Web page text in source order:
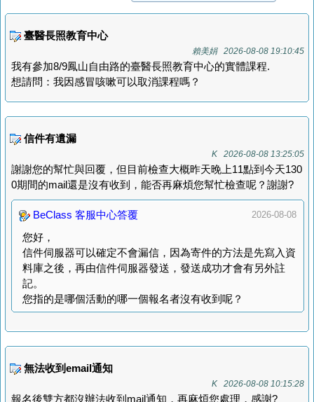
臺醫長照教育中心
賴美娟 2026-08-08 19:10:45
我有參加8/9鳳山自由路的臺醫長照教育中心的實體課程.
想請問：我因感冒咳嗽可以取消課程嗎？
信件有遺漏
K 2026-08-08 13:25:05
謝謝您的幫忙與回覆，但目前檢查大概昨天晚上11點到今天130
0期間的mail還是沒有收到，能否再麻煩您幫忙檢查呢？謝謝?
2026-08-08
BeClass 客服中心答覆
您好，
信件伺服器可以確定不會漏信，因為寄件的方法是先寫入資
料庫之後，再由信件伺服器發送，發送成功才會有另外註
記。
您指的是哪個活動的哪一個報名者沒有收到呢？
無法收到email通知
K 2026-08-08 10:15:28
報名後雙方都沒辦法收到mail通知，再麻煩您處理，感謝?